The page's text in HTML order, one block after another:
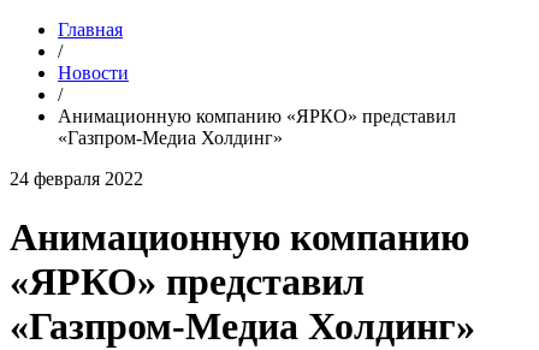
Главная
/
Новости
/
Анимационную компанию «ЯРКО» представил
«Газпром-Медиа Холдинг»
24 февраля 2022
Анимационную компанию
«ЯРКО» представил
«Газпром-Медиа Холдинг»